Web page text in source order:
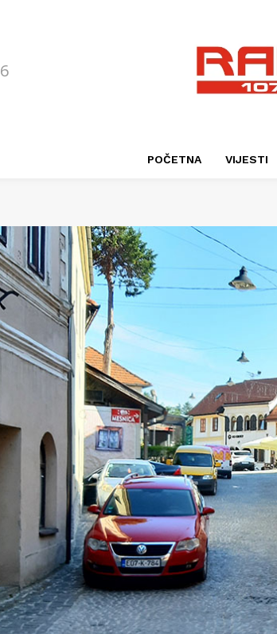
POČETNA VIJESTI